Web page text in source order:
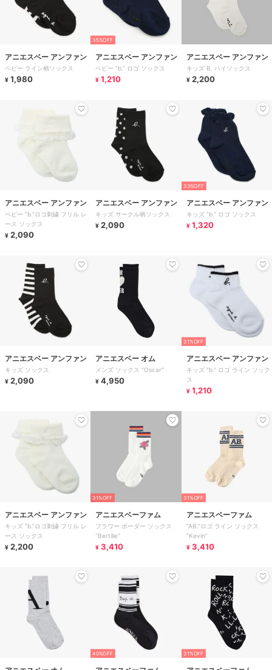
アニエスベー アンファン
ベビー ライン柄ソックス
¥ 1,980
35%OFF
アニエスベー アンファン
ベビー ”b.” ロゴ ソックス
¥ 1,210
アニエスベー アンファン
キッズ B. ハイソックス
¥ 2,200
アニエスベー アンファン
ベビー ”b.”ロゴ刺繍 フリル レ
ース ソックス
¥ 2,090
アニエスベー アンファン
キッズ サークル柄ソックス
¥ 2,090
33%OFF
アニエスベー アンファン
キッズ ”b.” ロゴ ソックス
¥ 1,320
アニエスベー アンファン
キッズ ソックス
¥ 2,090
アニエスベー オム
メンズ ソックス ”Oscar”
¥ 4,950
31%OFF
アニエスベー アンファン
キッズ ”b.” ロゴ ライン ソック
ス
¥ 1,210
アニエスベー アンファン
キッズ ”b.”ロゴ刺繍 フリル レ
ース ソックス
¥ 2,200
31%OFF
アニエスベーファム
フラワー ボーダー ソックス
”Bertille”
¥ 3,410
31%OFF
アニエスベーファム
”AB.”ロゴ ライン ソックス
”Kevin”
¥ 3,410
40%OFF 31%OFF